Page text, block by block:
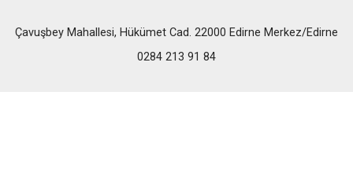
Çavuşbey Mahallesi, Hükümet Cad. 22000 Edirne Merkez/Edirne
0284 213 91 84